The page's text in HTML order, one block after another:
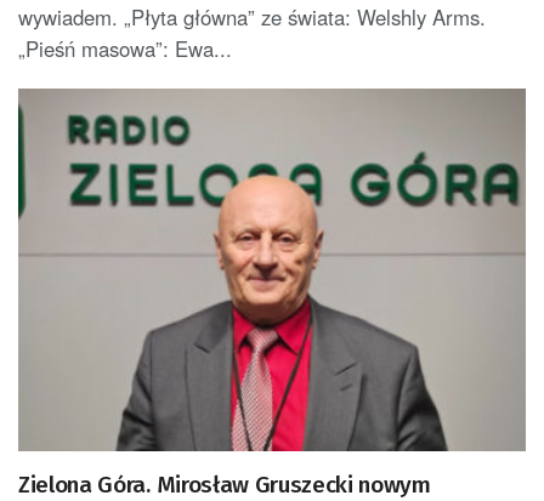
wywiadem. „Płyta główna” ze świata: Welshly Arms.
„Pieśń masowa”: Ewa...
Zielona Góra. Mirosław Gruszecki nowym